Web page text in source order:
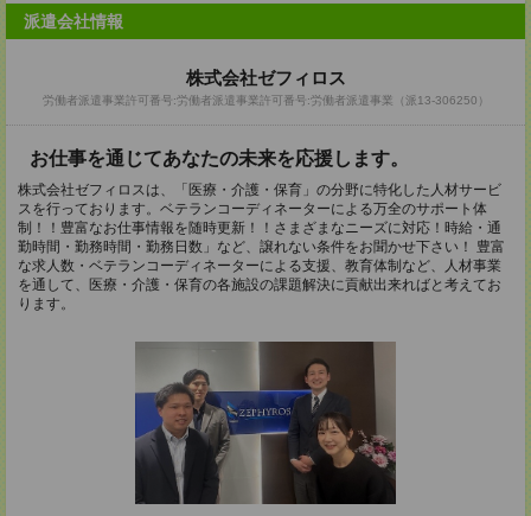
派遣会社情報
株式会社ゼフィロス
労働者派遣事業許可番号:労働者派遣事業許可番号:労働者派遣事業（派13-306250）
お仕事を通じてあなたの未来を応援します。
株式会社ゼフィロスは、「医療・介護・保育」の分野に特化した人材サービ
スを行っております。ベテランコーディネーターによる万全のサポート体
制！！豊富なお仕事情報を随時更新！！さまざまなニーズに対応！時給・通
勤時間・勤務時間・勤務日数」など、譲れない条件をお聞かせ下さい！ 豊富
な求人数・ベテランコーディネーターによる支援、教育体制など、人材事業
を通して、医療・介護・保育の各施設の課題解決に貢献出来ればと考えてお
ります。